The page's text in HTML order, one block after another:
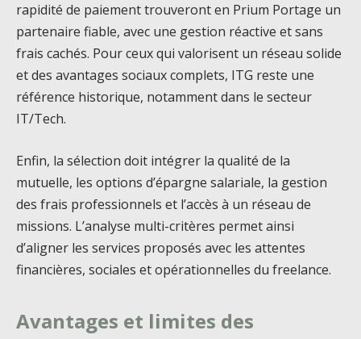
rapidité de paiement trouveront en Prium Portage un
partenaire fiable, avec une gestion réactive et sans
frais cachés. Pour ceux qui valorisent un réseau solide
et des avantages sociaux complets, ITG reste une
référence historique, notamment dans le secteur
IT/Tech.
Enfin, la sélection doit intégrer la qualité de la
mutuelle, les options d’épargne salariale, la gestion
des frais professionnels et l’accès à un réseau de
missions. L’analyse multi-critères permet ainsi
d’aligner les services proposés avec les attentes
financières, sociales et opérationnelles du freelance.
Avantages et limites des